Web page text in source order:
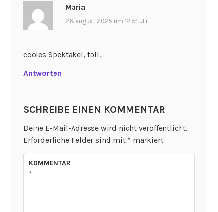
Maria
26. august 2025 um 12:51 uhr
cooles Spektakel, toll.
Antworten
SCHREIBE EINEN KOMMENTAR
Deine E-Mail-Adresse wird nicht veröffentlicht.
Erforderliche Felder sind mit * markiert
KOMMENTAR
*